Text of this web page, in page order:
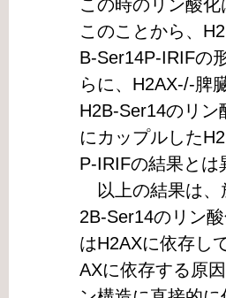
この時のリン酸
このことから、
B-Ser14P-IRIFの
らに、H2AX-/-脾
H2B-Ser14のリ
にカップルした
P-IRIFの結果とは
以上の結果は、
2B-Ser14のリン
はH2AXに依存し
AXに依存する原